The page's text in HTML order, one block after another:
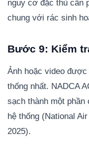
nguy cơ đặc thù cần
chung với rác sinh
Bước 9: Kiểm
Ảnh hoặc video
thống nhất. NADCA
sạch thành một phần
hệ thống (National
2025).